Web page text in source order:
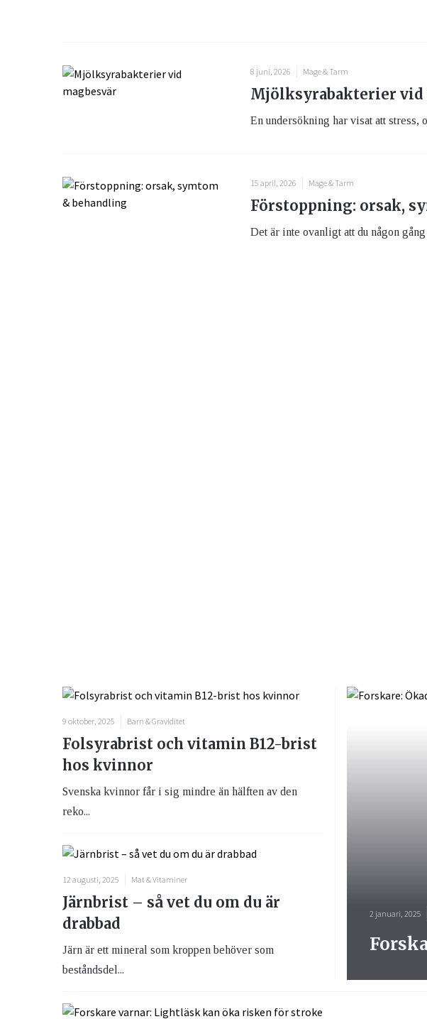
8 juni, 2026 Mage & Tarm
Mjölksyrabakterier vid
En undersökning har visat att stress,
15 april, 2026 Mage & Tarm
Förstoppning: orsak,
Det är inte ovanligt att du någon gång
9 oktober, 2025 Barn & Graviditet
Folsyrabrist och vitamin B12-brist
hos kvinnor
Svenska kvinnor får i sig mindre än hälften av den
reko...
12 augusti, 2025 Mat & Vitaminer
Järnbrist – så vet du om du är
drabbad
Järn är ett mineral som kroppen behöver som
beståndsdel...
2 januari, 2025